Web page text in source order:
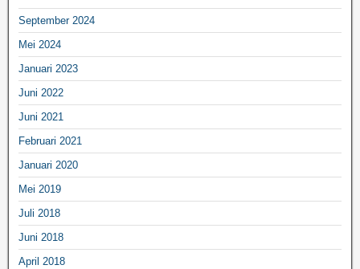
September 2024
Mei 2024
Januari 2023
Juni 2022
Juni 2021
Februari 2021
Januari 2020
Mei 2019
Juli 2018
Juni 2018
April 2018